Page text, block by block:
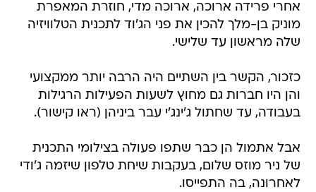
אחרי פרידה ארוכה, ארוכה מדי, חוזרת המאפרת
מוניק בן-מלך להכין את פני הג'וד לתכנית הטלוויזיה
שלה מראשון עד שלישי.
כזכור, הקשר בין השתיים היה הרבה יותר ממקצועי
והן היו חברות גם מחוץ לשעות הפעילות הרגילות
בעבודה, עד שחתול ג'ינג'י עבר ביניהן (ראו קישור).
אבל אתמול הן כבר שתפו פעולה בצילומי התכנית
של ניר מוזס שלום, בעקבות שיחת טלפון שיזמה ג'ודי
לאחרונה, בה התפייסו.